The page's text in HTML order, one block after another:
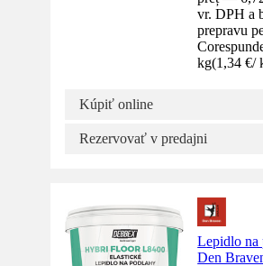
vr. DPH a
prepravu
kg(1,34 €/
Kúpiť online
Rezervovať v predajni
Lepidlo na
Den